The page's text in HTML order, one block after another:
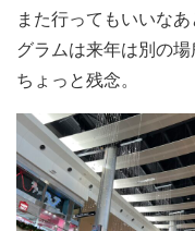
また行ってもいいな
グラムは来年は別の
ちょっと残念。